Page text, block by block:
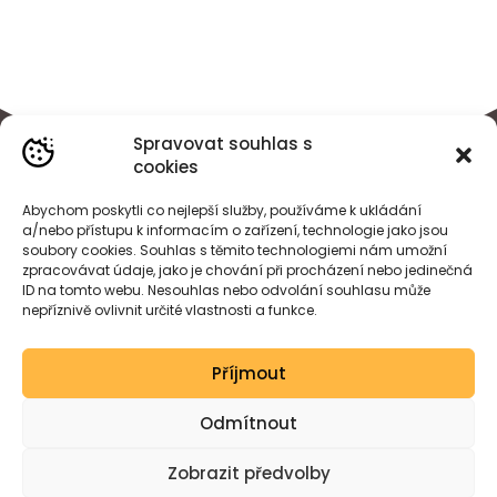
Spravovat souhlas s
cookies
Abychom poskytli co nejlepší služby, používáme k ukládání
a/nebo přístupu k informacím o zařízení, technologie jako jsou
soubory cookies. Souhlas s těmito technologiemi nám umožní
zpracovávat údaje, jako je chování při procházení nebo jedinečná
ID na tomto webu. Nesouhlas nebo odvolání souhlasu může
nepříznivě ovlivnit určité vlastnosti a funkce.
Příjmout
Odmítnout
Zobrazit předvolby
Created by wessdesign.